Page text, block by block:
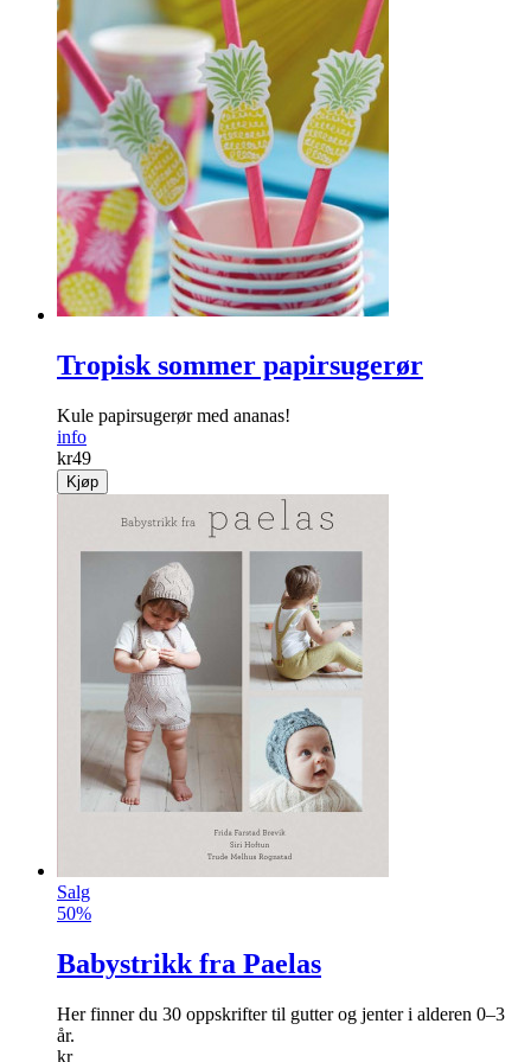
Tropisk sommer papirsugerør
Kule papirsugerør med ananas!
info
kr49
Kjøp
Salg
50%
Babystrikk fra Paelas
Her finner du 30 oppskrifter til gutter og jenter i alderen 0–3
år.
kr